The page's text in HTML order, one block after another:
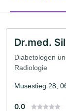
Dr.med.
Diabetologen
Radiologie
Musestieg 28,
0.0